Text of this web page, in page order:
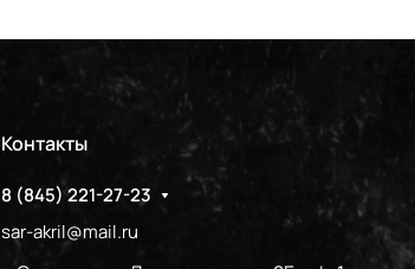
Контакты
8 (845) 221-27-23
sar-akril@mail.ru